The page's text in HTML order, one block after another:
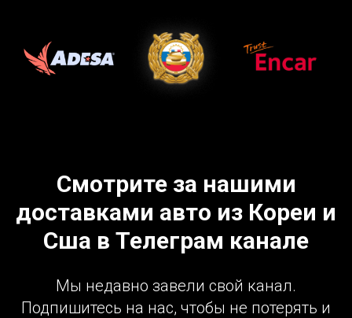
Смотрите за нашими
доставками авто из Кореи и
Сша в Телеграм канале
Мы недавно завели свой канал.
Подпишитесь на нас, чтобы не потерять и